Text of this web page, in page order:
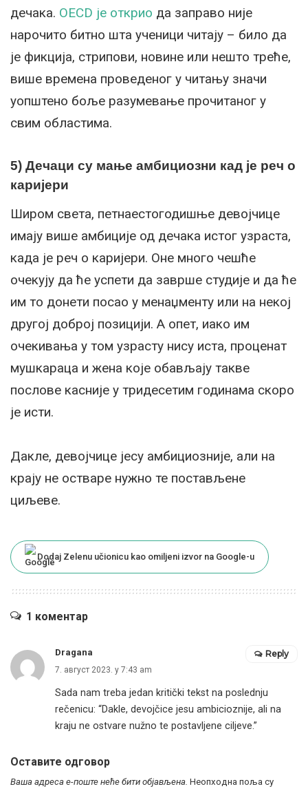
дечака. OECD је открио да заправо није
нарочито битно шта ученици читају – било да
је фикција, стрипови, новине или нешто треће,
више времена проведеног у читању значи
уопштено боље разумевање прочитаног у
свим областима.
5) Дечаци су мање амбициозни кад је реч о
каријери
Широм света, петнаестогодишње девојчице
имају више амбиције од дечака истог узраста,
када је реч о каријери. Оне много чешће
очекују да ће успети да заврше студије и да ће
им то донети посао у менаџменту или на некој
другој доброј позицији. А опет, иако им
очекивања у том узрасту нису иста, проценат
мушкараца и жена које обављају такве
послове касније у тридесетим годинама скоро
је исти.
Дакле, девојчице јесу амбициозније, али на
крају не остваре нужно те постављене
циљеве.
Dodaj Zelenu učionicu kao omiljeni izvor na Google-u
1 коментар
Dragana
7. август 2023. у 7:43 am
Sada nam treba jedan kritički tekst na poslednju
rečenicu: “Dakle, devojčice jesu ambicioznije, ali na
kraju ne ostvare nužno te postavljene ciljeve.”
Reply
Оставите одговор
Ваша адреса е-поште неће бити објављена. Неопходна поља су